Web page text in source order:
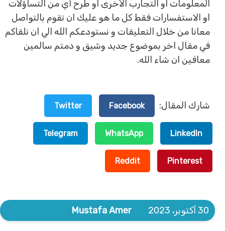
المعلومات او التجارب الأخرى او طرح أي من التساؤلات
او الاستفسارات فقط كل ما هو عليك ان تقوم بالتواصل
معانا من خلال التعليقات و نستودعكم الله الي ان نلقاكم
في مقال اخر بموضوع جديد وشيق و دمتم سالمين
معافين ان شاء الله.
شارك المقال: Facebook
Twitter
LinkedIn
WhatsApp
Telegram
Pinterest
Reddit
30 أكتوبر، 2023 Mustafa Amer